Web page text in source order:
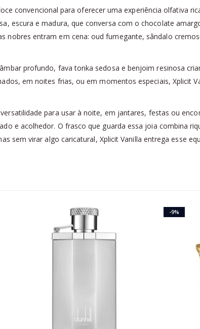
convencional para oferecer uma experiência olfativa
escura e madura, que conversa com o chocolate
nobres entram em cena: oud fumegante, sândalo
profundo, fava tonka sedosa e benjoim resinosa
em noites frias, ou em momentos especiais, Xplicit
para usar à noite, em jantares, festas ou
e acolhedor. O frasco que guarda essa joia combina
sem virar algo caricatural, Xplicit Vanilla entrega esse
-9%